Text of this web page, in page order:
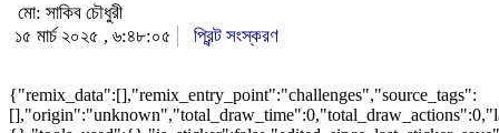
মো: সাকিব চৌধুরী
১৫ মার্চ ২০২৫ , ৬:৪৮:০৫
প্রিন্ট সংস্করণ
{"remix_data":[],"remix_entry_point":"challenges","source_tags":